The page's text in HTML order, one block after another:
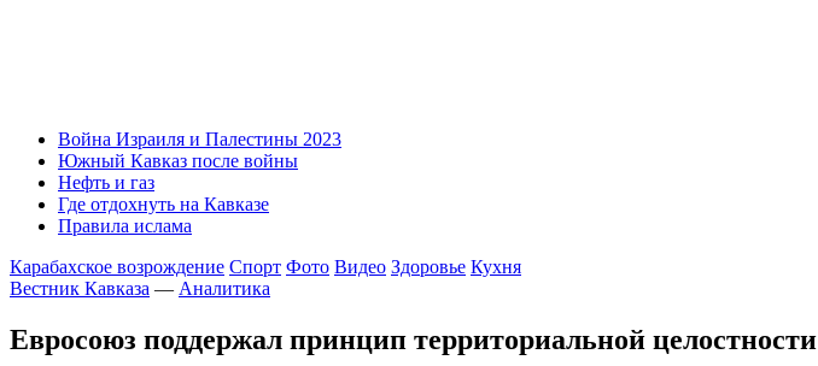
Война Израиля и Палестины 2023
Южный Кавказ после войны
Нефть и газ
Где отдохнуть на Кавказе
Правила ислама
Карабахское возрождение Спорт Фото Видео Здоровье Кухня
Вестник Кавказа — Аналитика
Евросоюз поддержал принцип территориальной целостности